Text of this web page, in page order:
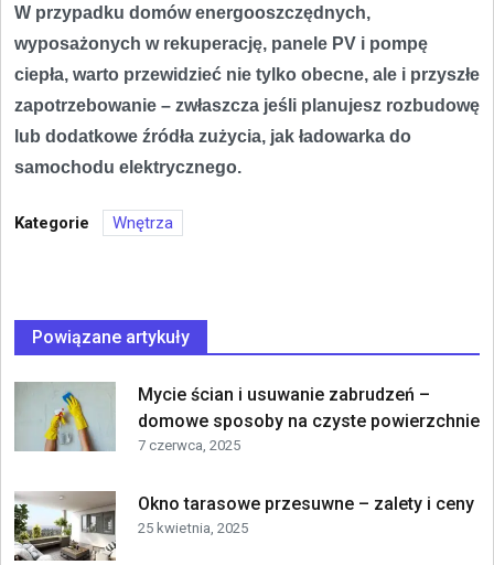
W przypadku domów energooszczędnych,
wyposażonych w rekuperację, panele PV i pompę
ciepła, warto przewidzieć nie tylko obecne, ale i przyszłe
zapotrzebowanie – zwłaszcza jeśli planujesz rozbudowę
lub dodatkowe źródła zużycia, jak ładowarka do
samochodu elektrycznego.
Kategorie Wnętrza
Powiązane artykuły
Mycie ścian i usuwanie zabrudzeń –
domowe sposoby na czyste powierzchnie
7 czerwca, 2025
Okno tarasowe przesuwne – zalety i ceny
25 kwietnia, 2025